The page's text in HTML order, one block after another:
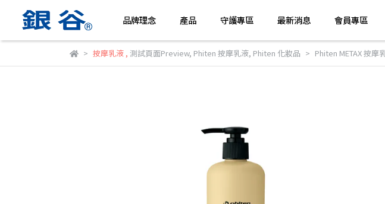
品牌理念 產品 守護專區 最新消息 會員專區
按摩乳液, 測試頁面Preview, Phiten 按摩乳液, Phiten 化妝品 Phiten METAX 按摩